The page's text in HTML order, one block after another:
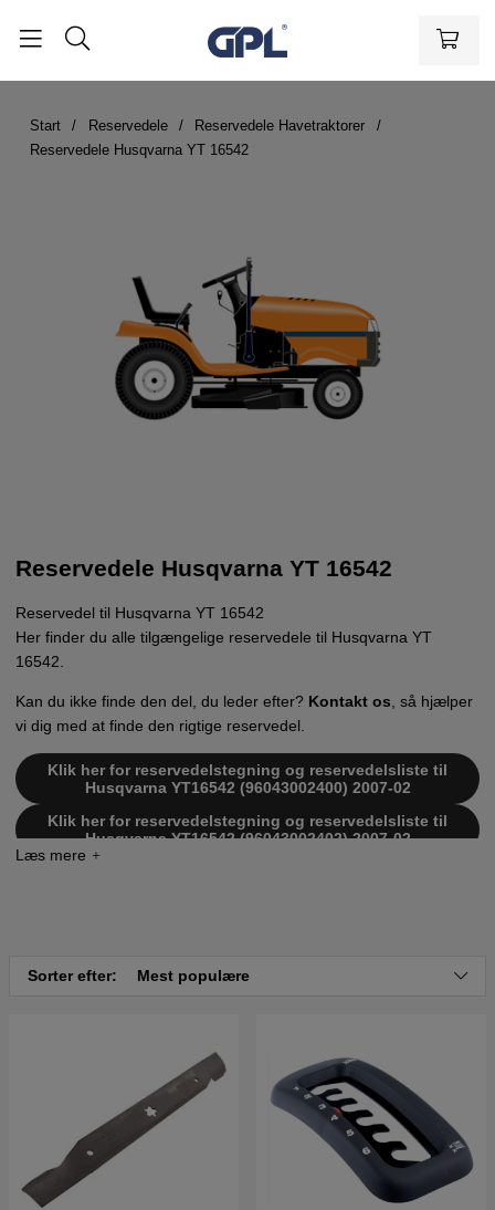
Start Reservedele
Reservedele Havetraktorer
Reservedele Husqvarna YT 16542
Reservedele Husqvarna YT 16542
Reservedel til Husqvarna YT 16542
Her finder du alle tilgængelige reservedele til Husqvarna YT
16542.
Kan du ikke finde den del, du leder efter? Kontakt os , så hjælper
vi dig med at finde den rigtige reservedel.
Klik her for reservedelstegning og reservedelsliste til
Husqvarna YT16542 (96043002400) 2007-02
Klik her for reservedelstegning og reservedelsliste til
Husqvarna YT16542 (96043002402) 2007-02
Sorter efter: Mest populære